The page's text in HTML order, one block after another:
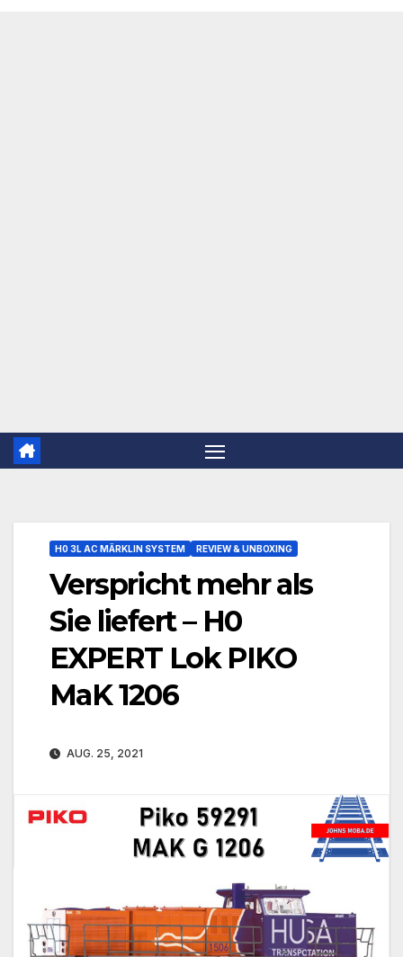
H0 3L AC MÄRKLIN SYSTEM REVIEW & UNBOXING
Verspricht mehr als
Sie liefert – H0
EXPERT Lok PIKO
MaK 1206
AUG. 25, 2021